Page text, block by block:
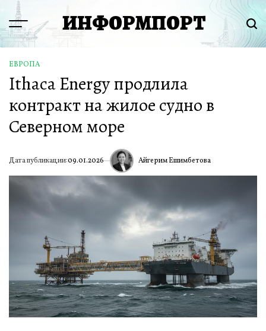
Перейти
содержимому
Menu ИНФОРМПОРТ
ОПУБЛИКОВАНО
В
ЕВРОПА
Ithaca Energy продлила
контракт на жилое судно в
Северном море
Дата публикации:09.01.2026 ИА Айгерим Ешимбетова